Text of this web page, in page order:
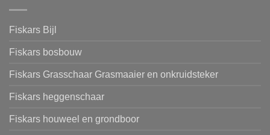
Fiskars Bijl
Fiskars bosbouw
Fiskars Grasschaar Grasmaaier en onkruidsteker
Fiskars heggenschaar
Fiskars houweel en grondboor